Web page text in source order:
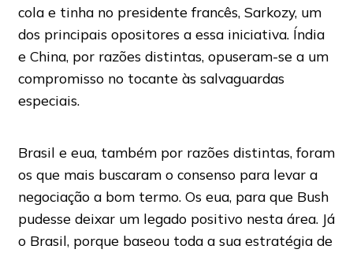
cola e tinha no presidente francês, Sarkozy, um
dos principais opositores a essa iniciativa. Índia
e China, por razões distintas, opuseram-se a um
compromisso no tocante às salvaguardas
especiais.
Brasil e eua, também por razões distintas, foram
os que mais buscaram o consenso para levar a
negociação a bom termo. Os eua, para que Bush
pudesse deixar um legado positivo nesta área. Já
o Brasil, porque baseou toda a sua estratégia de